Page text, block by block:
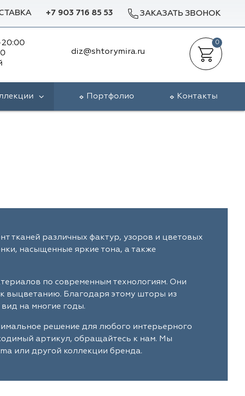
+7 903 716 85 53 ЗАКАЗАТЬ ЗВОНОК
20:00
diz@shtorymira.ru
0
Портфолио Контакты
тканей различных фактур, узоров и цветовых
насыщенные яркие тона, а также
по современным технологиям. Они
выцветанию. Благодаря этому шторы из
на многие годы.
решение для любого интерьерного
артикул, обращайтесь к нам. Мы
или другой коллекции бренда.